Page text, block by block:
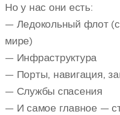
Но у нас они есть:
— Ледокольный флот
мире)
— Инфраструктура
— Порты, навигация,
— Службы спасения
— И самое главное —